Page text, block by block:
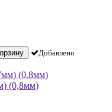
Добавлено
(0,8мм)